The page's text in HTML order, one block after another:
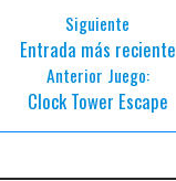
Siguiente
Entrada más reciente
Anterior Juego:
Clock Tower Escape